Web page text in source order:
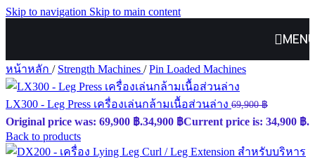
Skip to navigation Skip to main content
หน้าหลัก / Strength Machines / Pin Loaded Machines
LX300 - Leg Press เครื่องเล่นกล้ามเนื้อส่วนล่าง 69,900฿
Original price was: 69,900 ฿.34,900 ฿Current price is: 34,900 ฿.
Back to products